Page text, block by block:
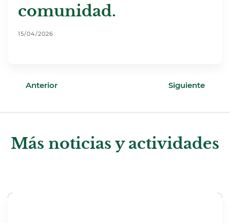
comunidad.
15/04/2026
Anterior Siguiente
Más noticias y actividades